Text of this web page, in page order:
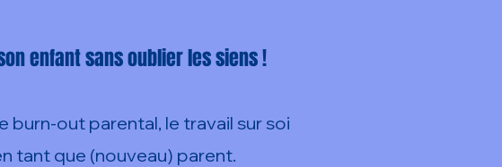
enfant sans oublier les siens !
out parental, le travail sur soi
tant que (nouveau) parent.